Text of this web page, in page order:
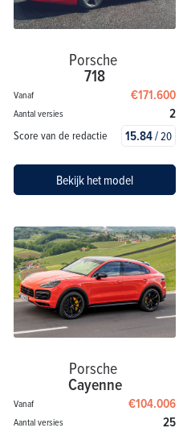
Porsche
718
Vanaf €171.600
Aantal versies 2
Score van de redactie 15.84/20
Bekijk het model
Porsche
Cayenne
Vanaf €104.006
Aantal versies 25